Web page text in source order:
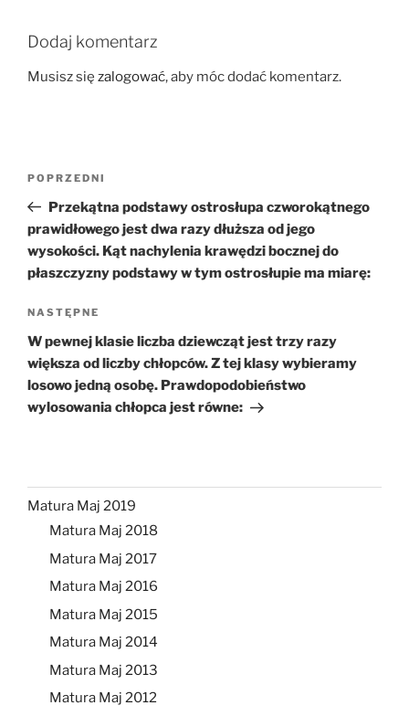
Dodaj komentarz
Musisz się zalogować, aby móc dodać komentarz.
Poprzedni
wpis
POPRZEDNI
Przekątna podstawy ostrosłupa czworokątnego
prawidłowego jest dwa razy dłuższa od jego
wysokości. Kąt nachylenia krawędzi bocznej do
płaszczyzny podstawy w tym ostrosłupie ma miarę:
Następny
wpis
NASTĘPNE
W pewnej klasie liczba dziewcząt jest trzy razy
większa od liczby chłopców. Z tej klasy wybieramy
losowo jedną osobę. Prawdopodobieństwo
wylosowania chłopca jest równe:
Matura Maj 2019
Matura Maj 2018
Matura Maj 2017
Matura Maj 2016
Matura Maj 2015
Matura Maj 2014
Matura Maj 2013
Matura Maj 2012